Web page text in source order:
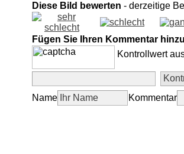
Diese Bild bewerten - derzeitige
Fügen Sie Ihren Kommentar
Kontrollwert
Name Kommentar